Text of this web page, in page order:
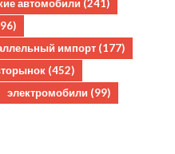
автомобили (241)
импорт (177)
(452)
электромобили (99)